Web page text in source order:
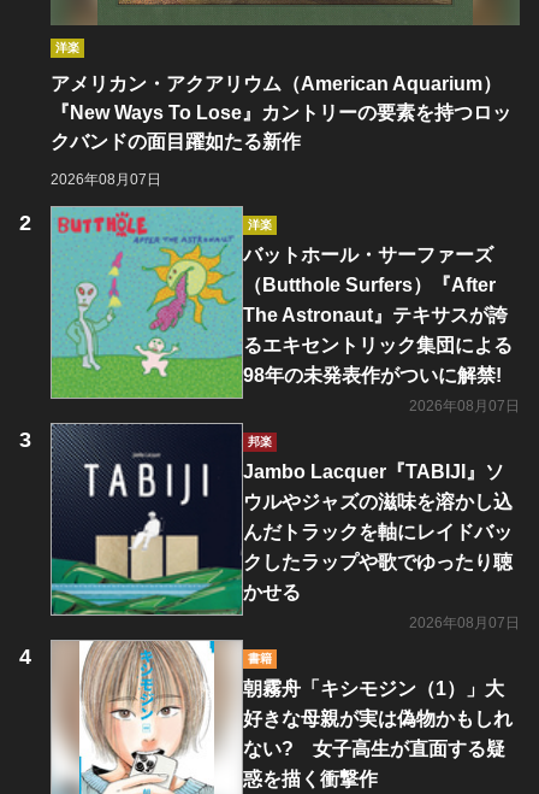
洋楽
アメリカン・アクアリウム（American Aquarium）
『New Ways To Lose』カントリーの要素を持つロッ
クバンドの面目躍如たる新作
2026年08月07日
洋楽
バットホール・サーファーズ
（Butthole Surfers）『After
The Astronaut』テキサスが誇
るエキセントリック集団による
98年の未発表作がついに解禁!
2026年08月07日
邦楽
Jambo Lacquer『TABIJI』ソ
ウルやジャズの滋味を溶かし込
んだトラックを軸にレイドバッ
クしたラップや歌でゆったり聴
かせる
2026年08月07日
書籍
朝霧舟「キシモジン（1）」大
好きな母親が実は偽物かもしれ
ない? 女子高生が直面する疑
惑を描く衝撃作